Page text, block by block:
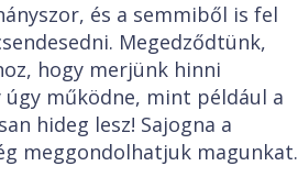
és a semmiből is fel
Megedződtünk,
hogy merjünk hinni
úgy működne, mint például a
hideg lesz! Sajogna a
meggondolhatjuk magunkat.